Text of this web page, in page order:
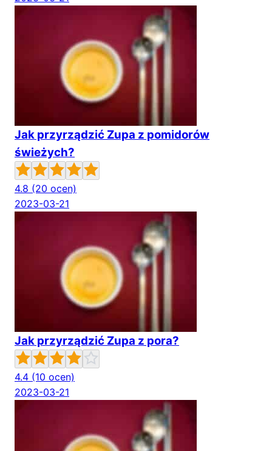
Jak przyrządzić Zupa z pomidorów
świeżych?
4.8 (20 ocen)
2023-03-21
Jak przyrządzić Zupa z pora?
4.4 (10 ocen)
2023-03-21